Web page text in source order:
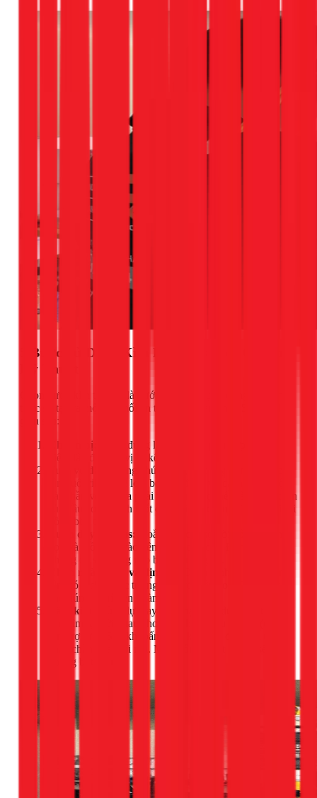
5 Bước Sử Dụng Kìm Bấm Cos Điện Chuẩn
Kỹ Thuật
Chọn được kìm tốt mới là bước đầu. Sử dụng đúng cách mới
thực sự tạo ra một mối nối an toàn. Hãy làm theo 5 bước đơn
giản sau:
Chuẩn bị:
Chọn đúng loại đầu cos phù hợp với tiết
diện dây điện và vị trí kết nối.
Dùng chức năng tuốt dây trên kìm (hoặc
kìm tuốt riêng) để loại bỏ một đoạn vỏ cách điện. Độ
dài phần vỏ tuốt ra phải vừa đủ để lọt hết vào phần thân
của đầu cos. Tránh tuốt quá dài hoặc làm đứt các sợi lõi
đồng bên trong.
Luồn dây vào cos:
Xoắn nhẹ các sợi lõi đồng lại cho
gọn và luồn sâu vào bên trong đầu cos. Đảm bảo
không có sợi đồng nào bị chìa ra ngoài.
Chọn ngàm kìm và định vị:
kìm có kích thước tương ứng với đầu cos. Đặt đầu cos
vào đúng vị trí trên ngàm kìm.
Bấm kìm:
Dùng lực tay bóp mạnh và dứt khoát hai
cán kìm lại với nhau cho đến khi cơ cấu tự nhả (ở các
kìm trợ lực). Sau khi bấm, hãy kéo nhẹ để kiểm tra độ
chắc chắn của mối nối. Một mối nối đạt chuẩn sẽ
không bị tuột ra.